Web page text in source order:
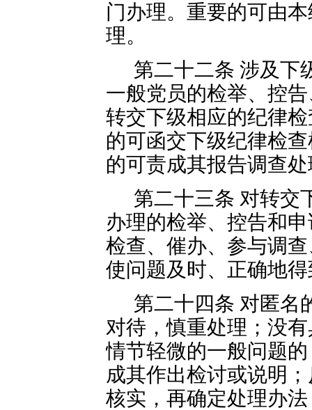
门办理。重要的可由
理。
第二十二条 涉及下
一般党员的检举、控
转交下级相应的纪律
的可函交下级纪律检
的可责成其报告调查
第二十三条 对转交
办理的检举、控告和
检查、催办、参与调
使问题及时、正确地
第二十四条 对匿名
对待，慎重处理；没
情节轻微的一般问题
成其作出检讨或说明
核实，再确定处理办